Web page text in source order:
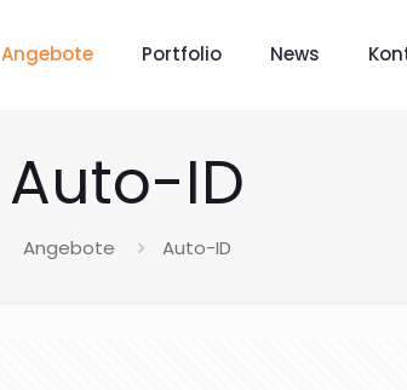
Angebote Portfolio News
Auto-ID
Angebote Auto-ID